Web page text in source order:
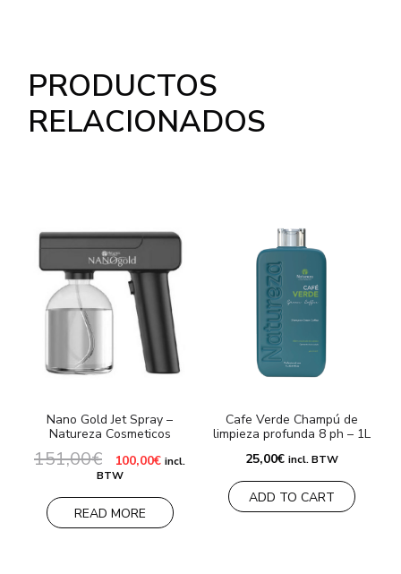
PRODUCTOS
RELACIONADOS
Nano Gold Jet Spray –
Natureza Cosmeticos
151,00€ El
precio
original
era:
151,00€.
100,00€El
es:
100,00€.
incl.
BTW
READ MORE
Cafe Verde Champú de
limpieza profunda 8 ph – 1L
25,00€ incl. BTW
ADD TO CART